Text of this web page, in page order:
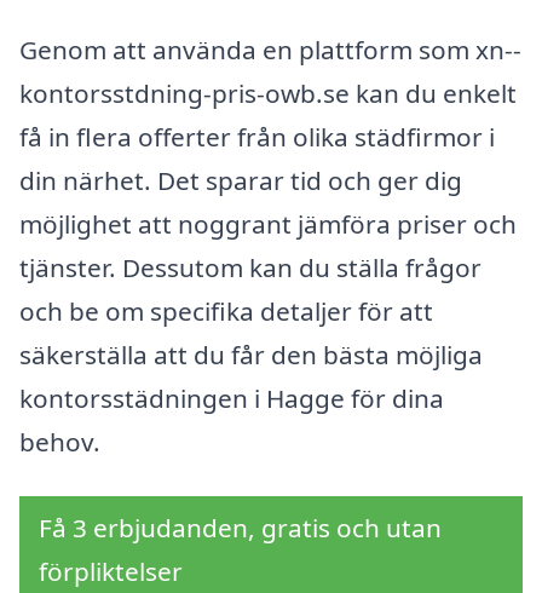
Genom att använda en plattform som xn--
kontorsstdning-pris-owb.se kan du enkelt
få in flera offerter från olika städfirmor i
din närhet. Det sparar tid och ger dig
möjlighet att noggrant jämföra priser och
tjänster. Dessutom kan du ställa frågor
och be om specifika detaljer för att
säkerställa att du får den bästa möjliga
kontorsstädningen i Hagge för dina
behov.
Få 3 erbjudanden, gratis och utan
förpliktelser